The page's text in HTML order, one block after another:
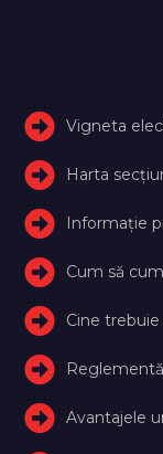
Vigneta
Harta
Informație
Cum să
Cine
Avantajele